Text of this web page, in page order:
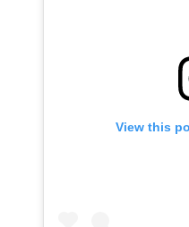
View this